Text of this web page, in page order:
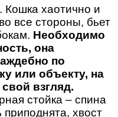
Кошка хаотично и
все стороны, бьет
Необходимо
она
по
или объекту, на
взгляд.
стойка – спина
приподнята, хвост